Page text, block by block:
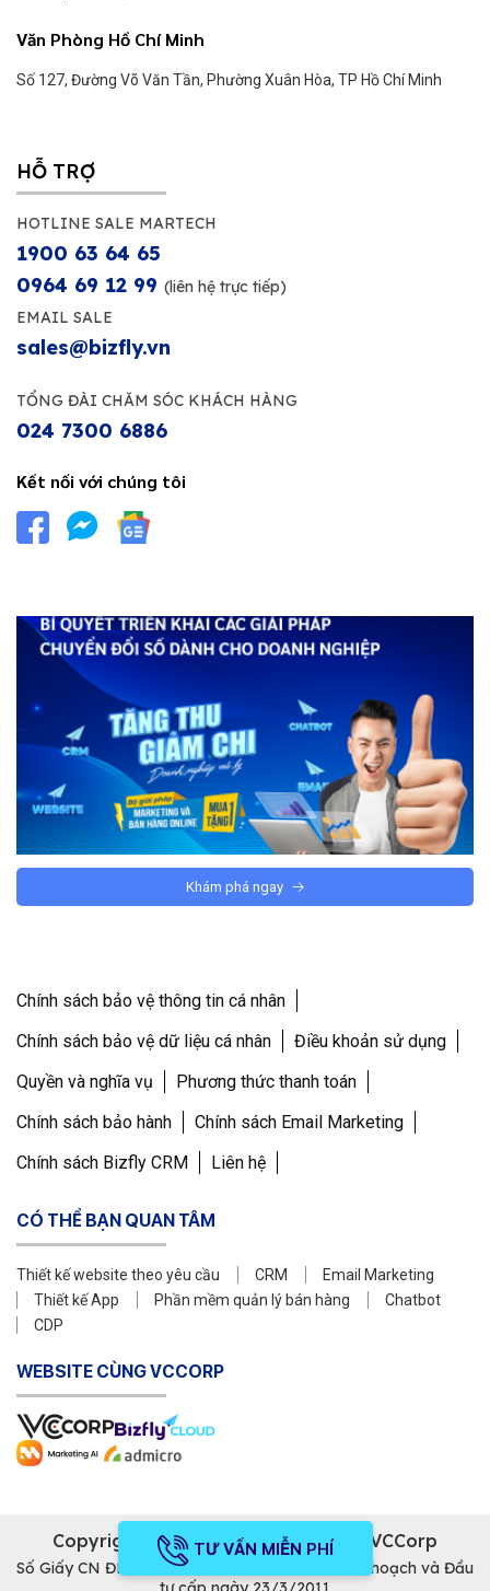
TƯ VẤN MIỄN PHÍ
Văn Phòng Hồ Chí Minh
Số 127, Đường Võ Văn Tần, Phường Xuân Hòa, TP Hồ Chí Minh
HỖ TRỢ
HOTLINE SALE MARTECH
1900 63 64 65
0964 69 12 99 (liên hệ trực tiếp)
EMAIL SALE
sales@bizfly.vn
TỔNG ĐÀI CHĂM SÓC KHÁCH HÀNG
024 7300 6886
Kết nối với chúng tôi
Khám phá ngay
Chính sách bảo vệ thông tin cá nhân
Chính sách bảo vệ dữ liệu cá nhân
Điều khoản sử dụng
Quyền và nghĩa vụ
Phương thức thanh toán
Chính sách bảo hành
Chính sách Email Marketing
Chính sách Bizfly CRM
Liên hệ
CÓ THỂ BẠN QUAN TÂM
Thiết kế website theo yêu cầu CRM
Email Marketing
Thiết kế App
Phần mềm quản lý bán hàng
Chatbot
CDP
WEBSITE CÙNG VCCORP
Copyright © 2011 Công ty Cổ phần VCCorp
Số Giấy CN ĐKDN mã số 0101871229 do Sở Kế hoạch và Đầu